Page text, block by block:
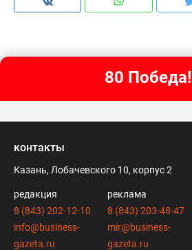
80 Победа!
контакты
Казань, Лобачевского 10, корпус 2
редакция
8 (843) 202-12-10
info@business-
gazeta.ru
реклама
8 (843) 203-48-47
mir@business-
gazeta.ru